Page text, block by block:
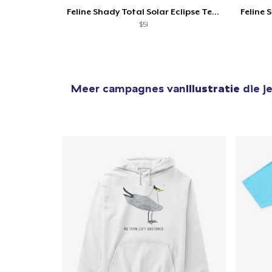
Feline Shady Total Solar Eclipse Texas
$51
Meer campagnes vanIllustratie die